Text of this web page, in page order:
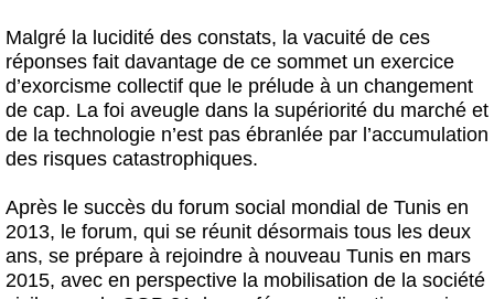
Malgré la lucidité des constats, la vacuité de ces
réponses fait davantage de ce sommet un exercice
d’exorcisme collectif que le prélude à un changement
de cap. La foi aveugle dans la supériorité du marché et
de la technologie n’est pas ébranlée par l’accumulation
des risques catastrophiques.
Après le succès du forum social mondial de Tunis en
2013, le forum, qui se réunit désormais tous les deux
ans, se prépare à rejoindre à nouveau Tunis en mars
2015, avec en perspective la mobilisation de la société